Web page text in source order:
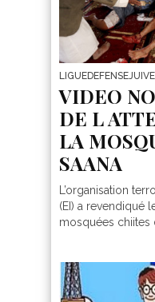
LIGUEDEFENSEJUIVE
VIDEO
DE L
LA
SAANA
L’organisation
(EI) a revendiqué
mosquées chiites